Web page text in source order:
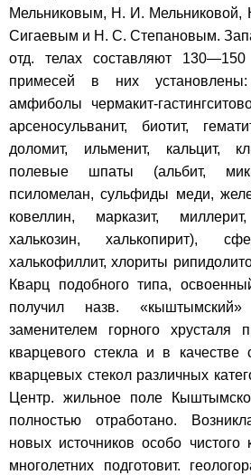
Мельниковым, Н. И.
Сигаевым и Н. С. Степановым.
отд. телах составляют
примесей в них установлены:
амфиболы чермакит-
арсеносульванит, биотит,
доломит, ильменит, кальцит,
полевые шпаты (альбит,
псиломелан, сульфиды меди,
ковеллин, марказит,
халькозин, халькопирит),
халькофиллит, хлориты
Кварц подобного типа,
получил назв.
заменителем горного хрусталя
кварцевого стекла и в
кварцевых стекол различных
Центр. жильное поле
полностью отработано.
новых источников особо чистого
многолетних подготовит.